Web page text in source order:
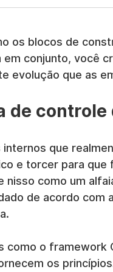
os blocos de
conjunto, você
evolução que as
de controle
que
e torcer para que
nisso como um
de acordo com
como o framework
os